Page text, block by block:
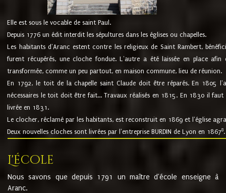
Elle est sous le vocable de saint Paul.
Depuis 1776 un édit interdit les sépultures dans les églises ou chapelles.
Les habitants d'Aranc estent contre les religieux de Saint Rambert,
furent récupérés, une cloche fondue. L'autre a été laissée en place
transformée, comme un peu partout, en maison commune, lieu de réunion.
En 1792, le toit de la chapelle saint Claude doit être réparés. En 1805
nécessaires le toit doit être fait... Travaux réalisés en 1815. En 1830 il
livrée en 1831.
Le clocher, réclamé par les habitants, est reconstruit en 1869 et l'église
Deux nouvelles cloches sont livrées par l'entreprise BURDIN de Lyon en 18678.
L'école
Nous savons que depuis 1791 un maître d'école enseigne à
Aranc.